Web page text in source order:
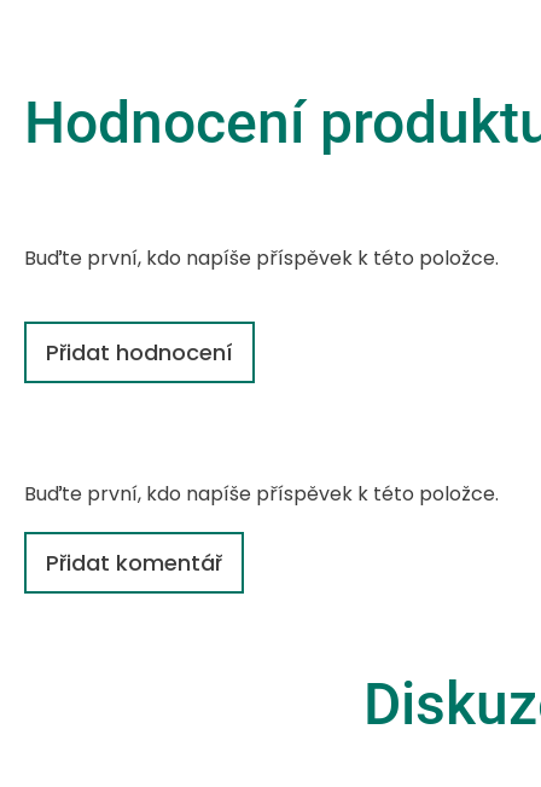
Hodnocení
Buďte první, kdo napíše příspěvek k této položce.
Přidat hodnocení
Buďte první, kdo napíše příspěvek k této položce.
Přidat komentář